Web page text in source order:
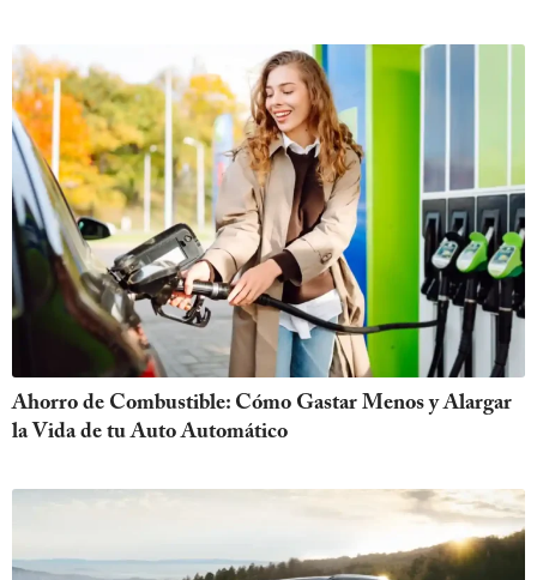
Ahorro de Combustible: Cómo Gastar Menos y Alargar
la Vida de tu Auto Automático